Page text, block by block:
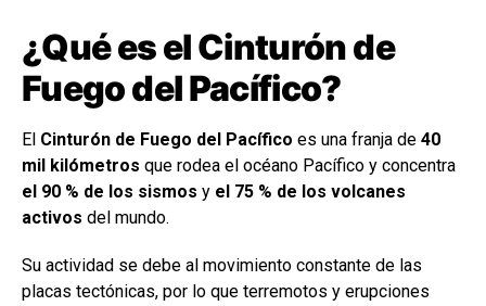
¿Qué es el Cinturón de
Fuego del Pacífico?
El Cinturón de Fuego del Pacífico es una franja de 40
mil kilómetros que rodea el océano Pacífico y concentra
el 90 % de los sismos y el 75 % de los volcanes
activos del mundo.
Su actividad se debe al movimiento constante de las
placas tectónicas, por lo que terremotos y erupciones